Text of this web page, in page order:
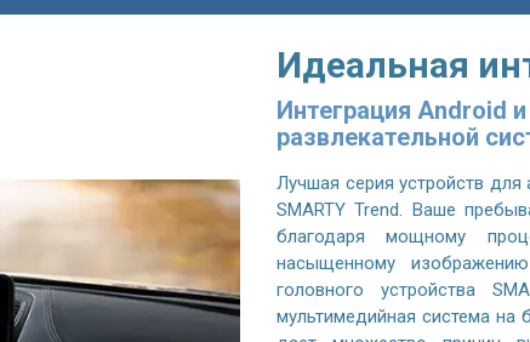
Идеальная
Интеграция Android
развлекательной
Лучшая серия устройств
SMARTY Trend. Ваше
благодаря мощному
насыщенному
головного устройства
мультимедийная система на